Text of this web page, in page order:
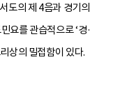
도의 제 4음과 경기의
요를 관습적으로 ‘경·
상의 밀접함이 있다.